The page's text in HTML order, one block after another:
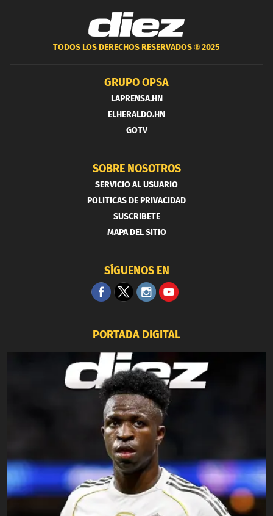
TODOS LOS DERECHOS RESERVADOS ®2025
GRUPO OPSA
LAPRENSA.HN
ELHERALDO.HN
GOTV
SOBRE NOSOTROS
SERVICIO AL USUARIO
POLITICAS DE PRIVACIDAD
SUSCRIBETE
MAPA DEL SITIO
SÍGUENOS EN
PORTADA DIGITAL